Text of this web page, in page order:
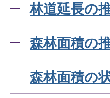
林道延長の
森林面積の
森林面積の